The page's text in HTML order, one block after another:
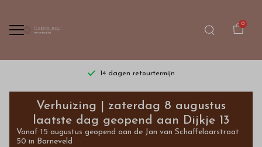
0
14 dagen retourtermijn
Mayoral
Chino
Verhuizing | zaterdag 8 augustus
laatste dag geopend aan Dijkje 13
Vanaf 15 augustus geopend aan de Jan van Schaffelaarstraat
50 in Barneveld